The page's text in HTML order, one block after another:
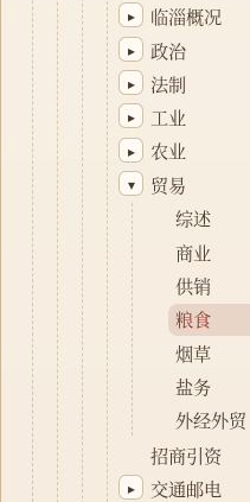
▸ 临淄概况
▸ 政治
▸ 法制
▸ 工业
▸ 农业
▾
贸易
综述
商业
供销
粮食
烟草
盐务
外经外贸
招商引资
▸ 交通邮电